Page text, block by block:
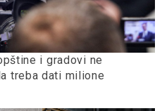
i gradovi ne
treba dati milione